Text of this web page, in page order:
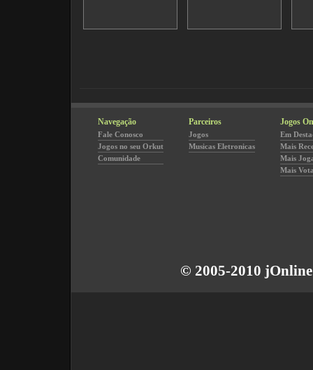
Navegação
Fale Conosco
Jogos no seu Orkut
Comunidade
Parceiros
Jogos
Musicas Eletronicas
Jogos
Em
Mais
Mais
Mais
© 2005-2010